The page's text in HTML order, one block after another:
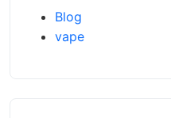
Blog
vape